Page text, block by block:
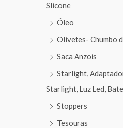
Slicone
Óleo
Olivetes- Chumbo
Saca Anzois
Starlight,
Starlight, Luz Led,
Stoppers
Tesouras